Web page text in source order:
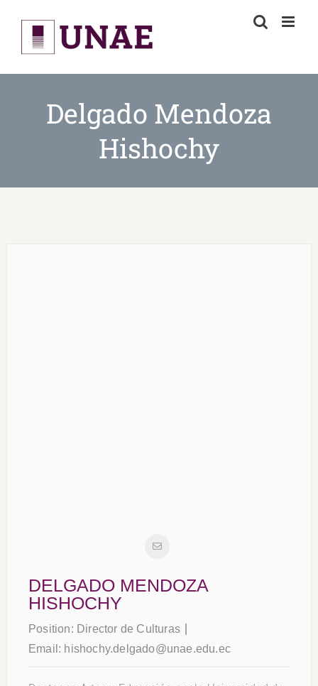
content
Delgado Mendoza
Hishochy
DELGADO MENDOZA
HISHOCHY
Position: Director de Culturas
Email: hishochy.delgado@unae.edu.ec